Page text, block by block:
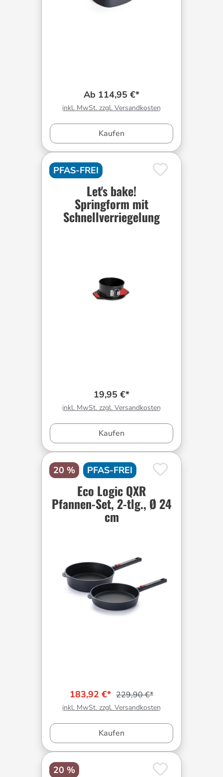
Ab 114,95 €*
inkl. MwSt. zzgl. Versandkosten
Kaufen
PFAS-FREI
Let's bake!
Springform mit
Schnellverriegelung
19,95 €*
inkl. MwSt. zzgl. Versandkosten
Kaufen
20 % PFAS-FREI
Eco Logic QXR
Pfannen-Set, 2-tlg., Ø 24
cm
183,92 €* 229,90 €*
inkl. MwSt. zzgl. Versandkosten
Kaufen
20 %